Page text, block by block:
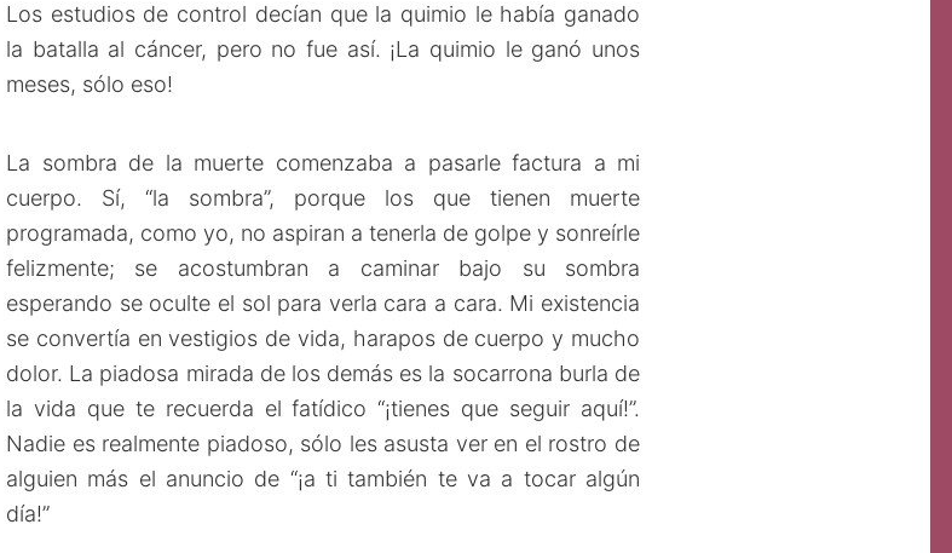
Los estudios de control decían que la quimio le había ganado
la batalla al cáncer, pero no fue así. ¡La quimio le ganó unos
meses, sólo eso!
La sombra de la muerte comenzaba a pasarle factura a mi
cuerpo. Sí, “la sombra”, porque los que tienen muerte
programada, como yo, no aspiran a tenerla de golpe y sonreírle
felizmente; se acostumbran a caminar bajo su sombra
esperando se oculte el sol para verla cara a cara. Mi existencia
se convertía en vestigios de vida, harapos de cuerpo y mucho
dolor. La piadosa mirada de los demás es la socarrona burla de
la vida que te recuerda el fatídico “¡tienes que seguir aquí!”.
Nadie es realmente piadoso, sólo les asusta ver en el rostro de
alguien más el anuncio de “¡a ti también te va a tocar algún
día!”